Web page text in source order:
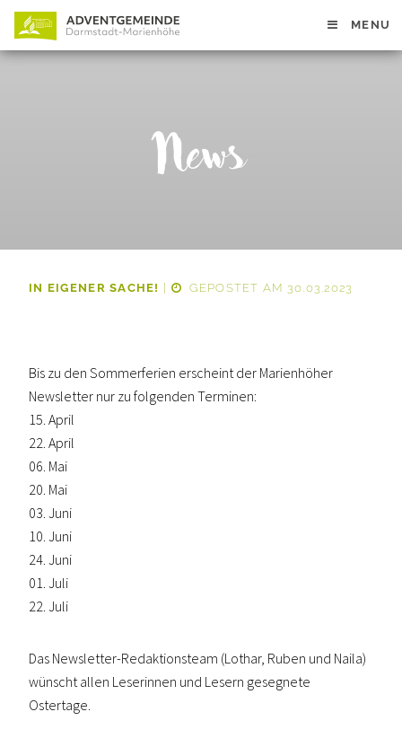
MENU
News
IN EIGENER SACHE! GEPOSTET AM 30.03.2023
Bis zu den Sommerferien erscheint der Marienhöher
Newsletter nur zu folgenden Terminen:
15. April
22. April
06. Mai
20. Mai
03. Juni
10. Juni
24. Juni
01. Juli
22. Juli
Das Newsletter-Redaktionsteam (Lothar, Ruben und Naila)
wünscht allen Leserinnen und Lesern gesegnete
Ostertage.